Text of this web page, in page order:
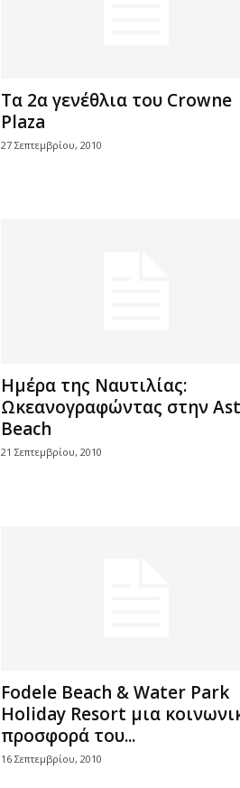
Τα 2α γενέθλια του Crowne
Plaza
27 Σεπτεμβρίου, 2010
Ημέρα της Ναυτιλίας:
Ωκεανογραφώντας στην
Beach
21 Σεπτεμβρίου, 2010
Fodele Beach & Water Park
Holiday Resort μια
προσφορά του...
16 Σεπτεμβρίου, 2010